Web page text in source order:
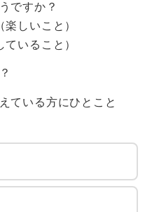
ですか？
しいこと）
いること）
ている方にひとこと